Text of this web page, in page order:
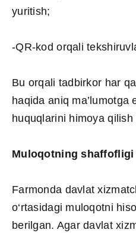
yuritish;
-QR-kod orqali
Bu orqali tadbirkor har
haqida aniq ma’lumotga
huquqlarini himoya
Muloqotning
Farmonda davlat
o‘rtasidagi muloqotni
berilgan. Agar davlat